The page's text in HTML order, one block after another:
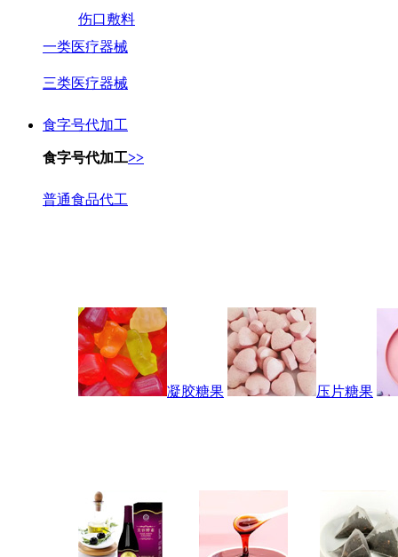
伤口敷料
一类医疗器械
三类医疗器械
食字号代加工
食字号代加工>>
普通食品代工
凝胶糖果 压片糖果